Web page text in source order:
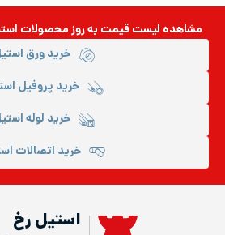
مشاهده لیست قیمت به روزمحصولات
خرید ورق
خرید پروفیل
خرید لوله
خرید اتصالات
استیل رخ